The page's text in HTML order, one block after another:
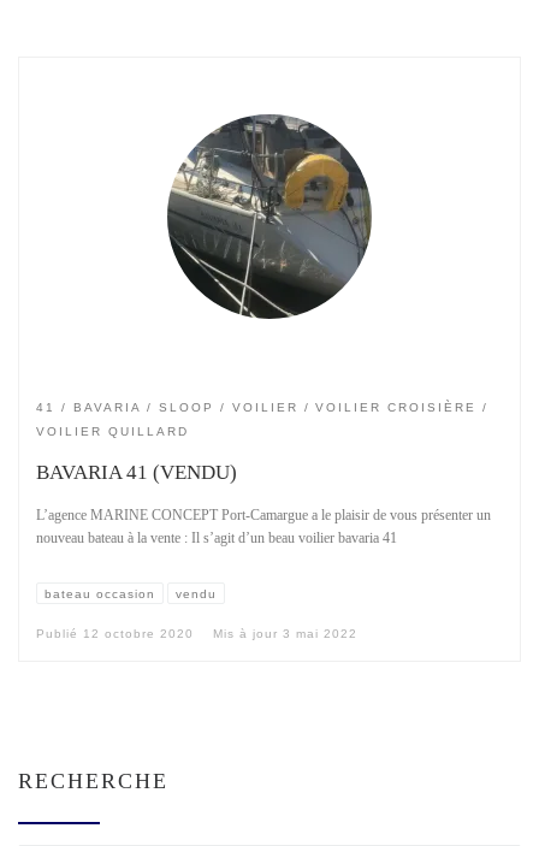
41 BAVARIA SLOOP VOILIER
VOILIER CROISIÈRE
VOILIER QUILLARD
BAVARIA 41 (VENDU)
L’agence MARINE CONCEPT Port-Camargue a le plaisir de vous présenter un
nouveau bateau à la vente : Il s’agit d’un beau voilier bavaria 41
bateau occasion vendu
Publié 12 octobre 2020 Mis à jour 3 mai 2022
RECHERCHE